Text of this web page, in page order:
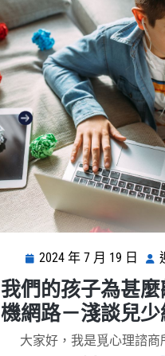
2024 年 7 月 19 日
2024
年
7
月
19
我們的孩子為甚
機網路－淺談兒
大家好，我是覓心理諮商